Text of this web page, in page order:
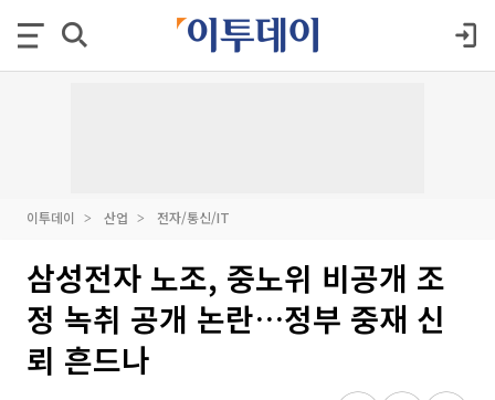
이투데이 산업 전자/통신/IT
삼성전자 노조, 중노위 비공개 조
정 녹취 공개 논란…정부 중재 신
뢰 흔드나